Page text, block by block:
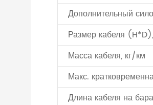
Дополнительный
Размер кабеля
Масса кабеля, кг/км
Макс.
Длина кабеля на